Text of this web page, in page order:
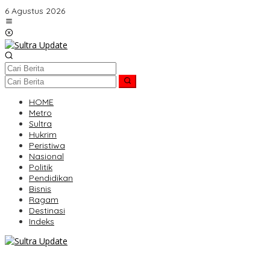
Lewati
ke
konten
6 Agustus 2026
HOME
Metro
Sultra
Hukrim
Peristiwa
Nasional
Politik
Pendidikan
Bisnis
Ragam
Destinasi
Indeks